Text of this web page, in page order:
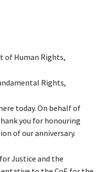
of Human Rights,
Rights,
today. On behalf of
you for honouring
of our anniversary.
Justice and the